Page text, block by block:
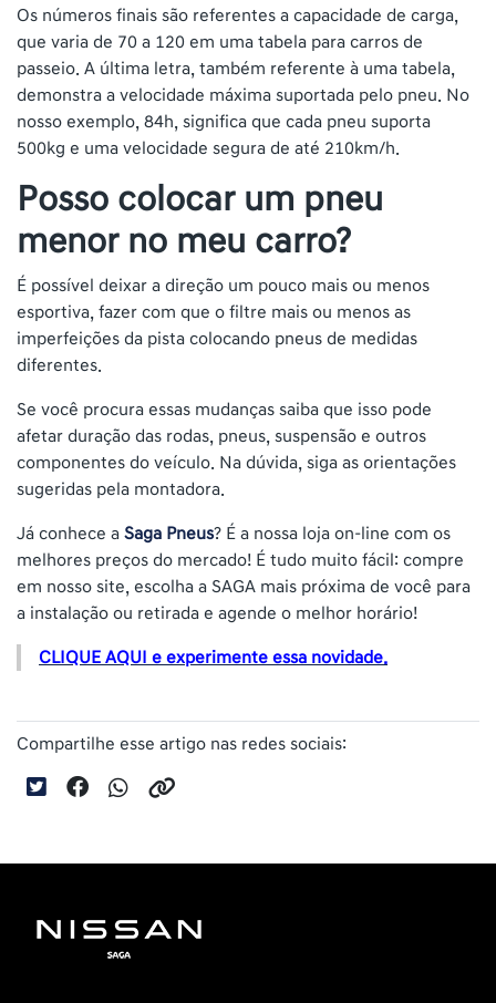
Os números finais são referentes a capacidade de carga,
que varia de 70 a 120 em uma tabela para carros de
passeio. A última letra, também referente à uma tabela,
demonstra a velocidade máxima suportada pelo pneu. No
nosso exemplo, 84h, significa que cada pneu suporta
500kg e uma velocidade segura de até 210km/h.
Posso colocar um pneu
menor no meu carro?
É possível deixar a direção um pouco mais ou menos
esportiva, fazer com que o filtre mais ou menos as
imperfeições da pista colocando pneus de medidas
diferentes.
Se você procura essas mudanças saiba que isso pode
afetar duração das rodas, pneus, suspensão e outros
componentes do veículo. Na dúvida, siga as orientações
sugeridas pela montadora.
Já conhece a Saga Pneus? É a nossa loja on-line com os
melhores preços do mercado! É tudo muito fácil: compre
em nosso site, escolha a SAGA mais próxima de você para
a instalação ou retirada e agende o melhor horário!
CLIQUE AQUI e experimente essa novidade.
Compartilhe esse artigo nas redes sociais: